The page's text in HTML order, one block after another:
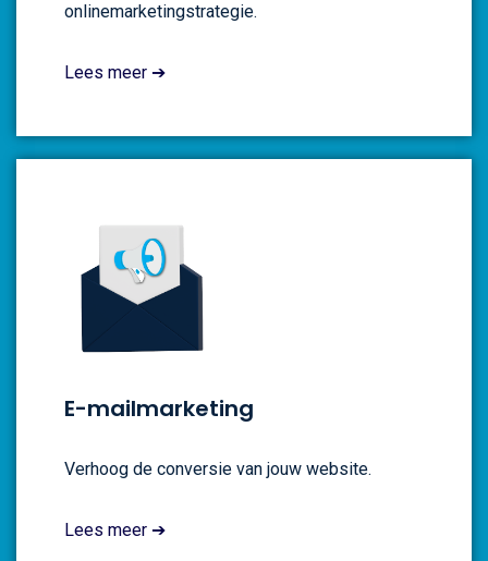
onlinemarketingstrategie.
Lees meer ➔
E-mailmarketing
Verhoog de conversie van jouw website.
Lees meer ➔